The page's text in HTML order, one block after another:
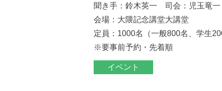
聞き手：鈴木英一 司会：児玉竜一
会場：大隈記念講堂大講堂
定員：1000名（一般800名、学生
※要事前予約・先着順
イベント